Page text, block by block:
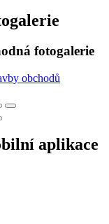
fotogalerie
aplikace